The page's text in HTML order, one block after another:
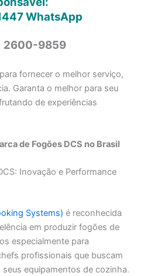
WhatsApp
2600-9859
fornecer o melhor serviço,
Garanta o melhor para seu
de experiências
de Fogões DCS no Brasil
Inovação e Performance
Systems) é reconhecida
em produzir fogões de
especialmente para
profissionais que buscam
equipamentos de cozinha.